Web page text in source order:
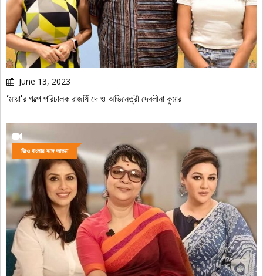
June 13, 2023
‘মায়া’র গল্পে পরিচালক রাজর্ষি দে ও অভিনেত্রী দেবলীনা কুমার
জিও বাংলার সঙ্গে আড্ডা